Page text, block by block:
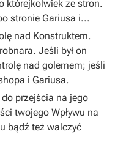
którejkolwiek ze stron.
stronie Gariusa i...
nad Konstruktem.
. Jeśli był on
nad golemem; jeśli
i Gariusa.
do przejścia na jego
twojego Wpływu na
bądź też walczyć